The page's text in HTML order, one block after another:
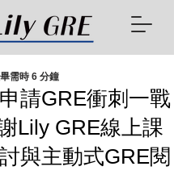
請GRE衝刺一戰
Lily GRE線上課
與主動式GRE閱
需時 6 分鐘